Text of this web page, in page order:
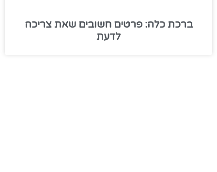
ברכת כלה: פרטים חשובים שאת צריכה
לדעת